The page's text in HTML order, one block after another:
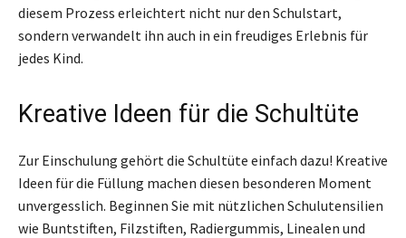
diesem Prozess erleichtert nicht nur den Schulstart,
sondern verwandelt ihn auch in ein freudiges Erlebnis für
jedes Kind.
Kreative Ideen für die Schultüte
Zur Einschulung gehört die Schultüte einfach dazu! Kreative
Ideen für die Füllung machen diesen besonderen Moment
unvergesslich. Beginnen Sie mit nützlichen Schulutensilien
wie Buntstiften, Filzstiften, Radiergummis, Linealen und